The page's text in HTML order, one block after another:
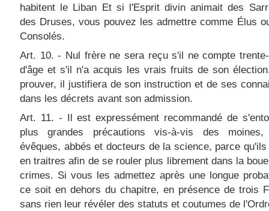
habitent le Liban Et si l'Esprit divin animait des
des Druses, vous pouvez les admettre comme Élus
Consolés.
Art. 10. - Nul frère ne sera reçu s'il ne compte
d'âge et s'il n'a acquis les vrais fruits de son
prouver, il justifiera de son instruction et de ses
dans les décrets avant son admission.
Art. 11. - Il est expressément recommandé de
plus grandes précautions vis-à-vis des moines,
évêques, abbés et docteurs de la science, parce
en traitres afin de se rouler plus librement dans la
crimes. Si vous les admettez après une longue
ce soit en dehors du chapitre, en présence de trois
sans rien leur révéler des statuts et coutumes de